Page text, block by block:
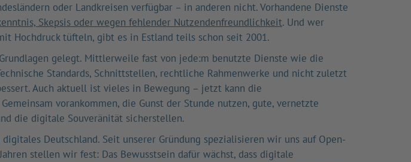
oder Landkreisen verfügbar – in anderen nicht. Vorhandene Dienste
Skepsis oder wegen fehlender Nutzendenfreundlichkeit. Und wer
Hochdruck tüfteln, gibt es in Estland teils schon seit 2001.
gelegt. Mittlerweile fast von jede:m benutzte Dienste wie die
Standards, Schnittstellen, rechtliche Rahmenwerke und nicht zuletzt
Auch aktuell ist vieles in Bewegung – jetzt kann die
vorankommen, die Gunst der Stunde nutzen, gute, vernetzte
die digitale Souveränität sicherstellen.
Deutschland. Seit unserer Gründung spezialisieren wir uns auf Open-
stellen wir fest: Das Bewusstsein dafür wächst, dass digitale